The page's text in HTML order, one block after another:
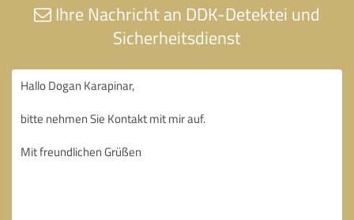
Ihre Nachricht an DDK-Detektei und
Sicherheitsdienst